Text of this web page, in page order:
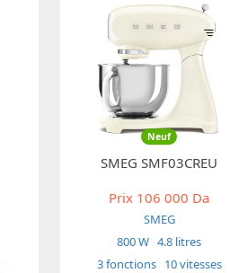
Neuf
SMEG SMF03CREU
Prix 106 000 Da
SMEG
800 W 4.8 litres
3 fonctions 10 vitesses